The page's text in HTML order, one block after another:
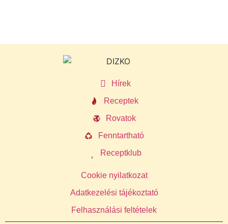
Hírek
Receptek
Rovatok
Fenntartható
Receptklub
Cookie nyilatkozat
Adatkezelési tájékoztató
Felhasználási feltételek